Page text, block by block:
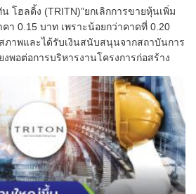
น โฮลดิ้ง (TRITN)”ยกเลิกการขายหุ้นเพิ่ม
า 0.15 บาท เพราะน้อยกว่าคาดที่ 0.20
าพและได้รับเงินสนับสนุนจากสถาบันการ
พอต่อการบริหารงานโครงการก่อสร้าง